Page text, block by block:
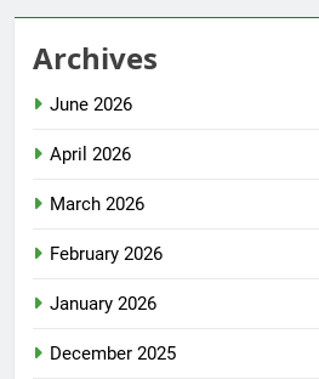
Archives
June 2026
April 2026
March 2026
February 2026
January 2026
December 2025